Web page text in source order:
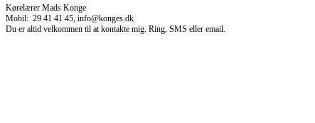
Kørelærer Mads Konge
Mobil: 29 41 41 45, info@konges.dk
Du er altid velkommen til at kontakte mig. Ring, SMS eller email.